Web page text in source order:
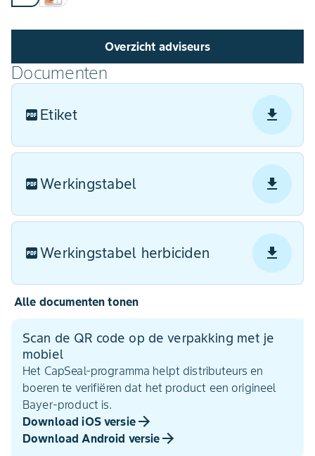
Overzicht adviseurs
Documenten
Etiket
Werkingstabel
Werkingstabel herbiciden
Alle documenten tonen
Scan de QR code op de verpakking met je
mobiel
Het CapSeal-programma helpt distributeurs en
boeren te verifiëren dat het product een origineel
Bayer-product is.
Download iOS versie
Download Android versie